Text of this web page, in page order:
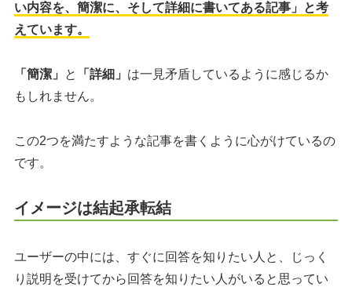
い内容を、簡潔に、そして詳細に書いてある記事」と考
えています。
「簡潔」 と 「詳細」 は一見矛盾しているように感じるか
もしれません。
この2つを満たすような記事を書くように心がけているの
です。
イメージは結起承転結
ユーザーの中には、すぐに回答を知りたい人と、じっく
り説明を受けてから回答を知りたい人がいると思ってい